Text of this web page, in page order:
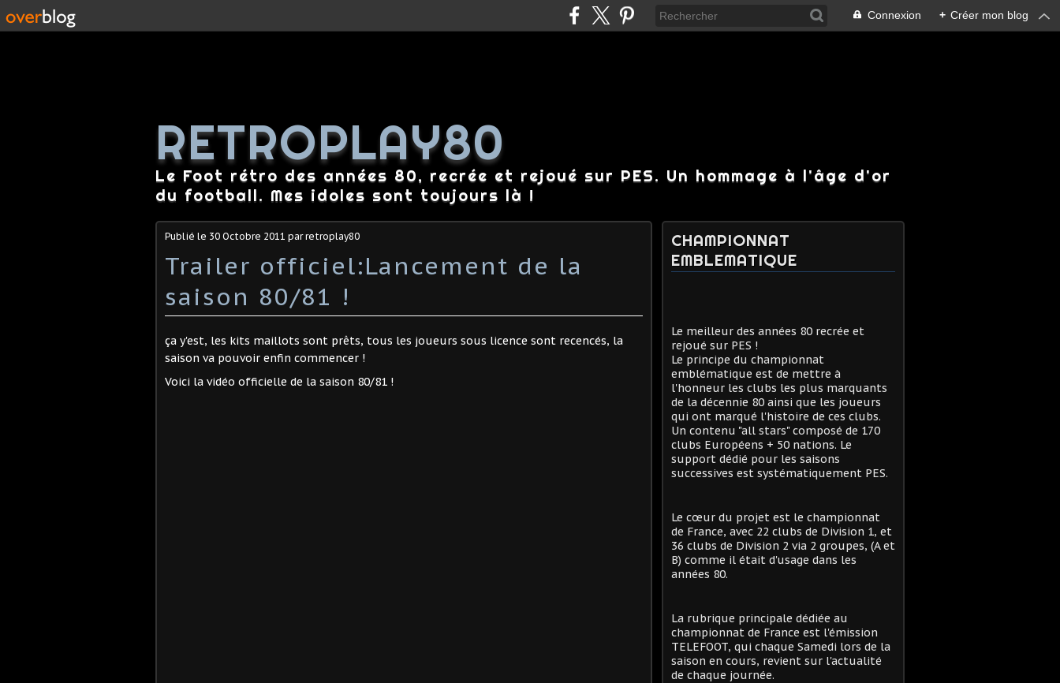
Connexion + Créer mon blog
RETROPLAY80
Le Foot rétro des années 80, recrée et rejoué sur PES. Un hommage à l'âge d'or
du football. Mes idoles sont toujours là !
Publié le 30 Octobre 2011 par retroplay80
Trailer officiel:Lancement de la
saison 80/81 !
ça y'est, les kits maillots sont prêts, tous les joueurs sous licence sont recencés, la
saison va pouvoir enfin commencer !
Voici la vidéo officielle de la saison 80/81 !
CHAMPIONNAT
EMBLEMATIQUE
Le meilleur des années 80 recrée et
rejoué sur PES !
Le principe du championnat
emblématique est de mettre à
l'honneur les clubs les plus marquants
de la décennie 80 ainsi que les joueurs
qui ont marqué l'histoire de ces clubs.
Un contenu "all stars" composé de 170
clubs Européens + 50 nations. Le
support dédié pour les saisons
successives est systématiquement PES.
Le cœur du projet est le championnat
de France, avec 22 clubs de Division 1, et
36 clubs de Division 2 via 2 groupes, (A et
B) comme il était d'usage dans les
années 80.
La rubrique principale dédiée au
championnat de France est l'émission
TELEFOOT, qui chaque Samedi lors de la
saison en cours, revient sur l'actualité
de chaque journée.